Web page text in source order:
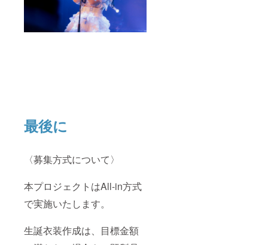
最後に
〈募集方式について〉
本プロジェクトはAll-in方式
で実施いたします。
生誕衣装作成は、目標金額